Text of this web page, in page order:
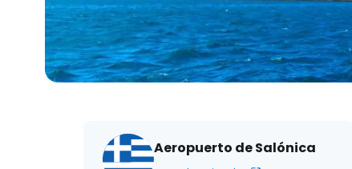
Aeropuerto de Salónica